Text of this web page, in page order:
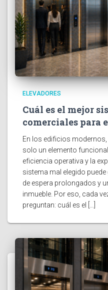
ELEVADORES
Cuál es el mejor
comerciales para
En los edificios
solo un elemento
eficiencia operativa y la
sistema mal elegido
de espera prolongados y
inmueble. Por eso, cada
preguntan: cuál es el […]